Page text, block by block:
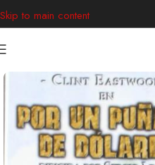
Skip to main content